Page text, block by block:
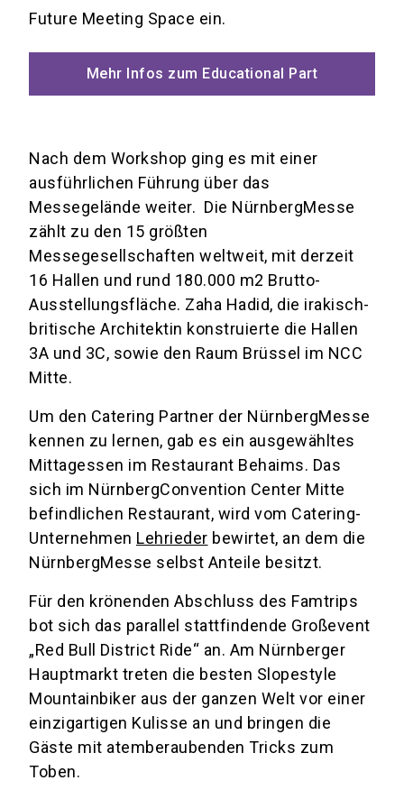
Future Meeting Space ein.
Mehr Infos zum Educational Part
Nach dem Workshop ging es mit einer
ausführlichen Führung über das
Messegelände weiter. Die NürnbergMesse
zählt zu den 15 größten
Messegesellschaften weltweit, mit derzeit
16 Hallen und rund 180.000 m2 Brutto-
Ausstellungsfläche. Zaha Hadid, die irakisch-
britische Architektin konstruierte die Hallen
3A und 3C, sowie den Raum Brüssel im NCC
Mitte.
Um den Catering Partner der NürnbergMesse
kennen zu lernen, gab es ein ausgewähltes
Mittagessen im Restaurant Behaims. Das
sich im NürnbergConvention Center Mitte
befindlichen Restaurant, wird vom Catering-
Unternehmen Lehrieder bewirtet, an dem die
NürnbergMesse selbst Anteile besitzt.
Für den krönenden Abschluss des Famtrips
bot sich das parallel stattfindende Großevent
„Red Bull District Ride“ an. Am Nürnberger
Hauptmarkt treten die besten Slopestyle
Mountainbiker aus der ganzen Welt vor einer
einzigartigen Kulisse an und bringen die
Gäste mit atemberaubenden Tricks zum
Toben.